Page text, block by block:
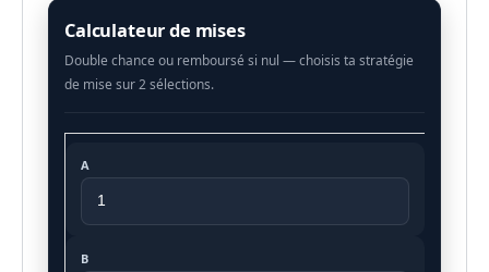
Calculateur de mises
A
B